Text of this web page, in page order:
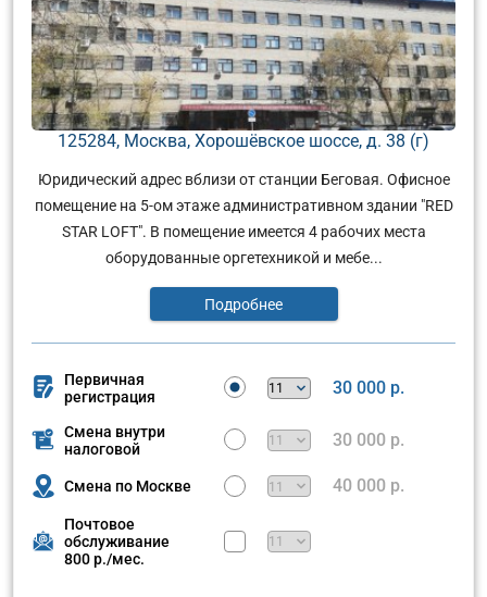
125284, Москва, Хорошёвское шоссе, д. 38 (г)
Юридический адрес вблизи от станции Беговая. Офисное
помещение на 5-ом этаже административном здании "RED
STAR LOFT". В помещение имеется 4 рабочих места
оборудованные оргетехникой и мебе...
Подробнее
Первичная
регистрация
30 000 р.
Смена внутри
налоговой
30 000 р.
Смена по Москве 40 000 р.
Почтовое
обслуживание
800 р./мес.